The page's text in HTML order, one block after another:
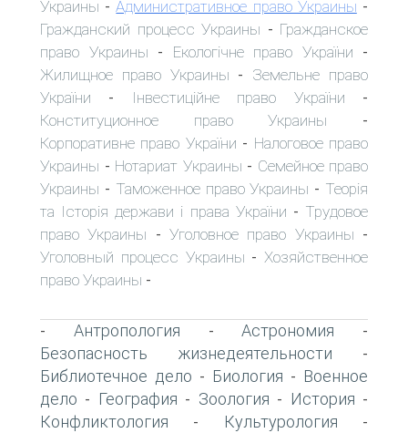
Украины -Административное право Украины -
Гражданский процесс Украины - Гражданское
право Украины - Екологічне право України -
Жилищное право Украины - Земельне право
України - Інвестиційне право України -
Конституционное право Украины -
Корпоративне право України - Налоговое право
Украины - Нотариат Украины - Семейное право
Украины - Таможенное право Украины - Теорія
та Історія держави і права України - Трудовое
право Украины -Уголовное право Украины -
Уголовный процесс Украины - Хозяйственное
право Украины -
- Антропология -Астрономия -
Безопасность жизнедеятельности -
Библиотечное дело - Биология - Военное
дело - География - Зоология - История -
Конфликтология - Культурология -